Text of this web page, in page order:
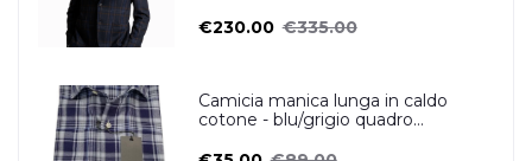
€230.00 €335.00
Camicia manica lunga in caldo
cotone - blu/grigio quadro